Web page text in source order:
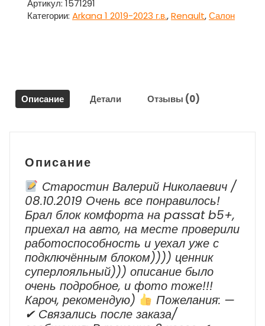
с
Аркана
/
2023
Артикул: 1571291
Категории: Arkana 1 2019-2023 г.в.,Renault,Салон
Описание Детали Отзывы (0)
Описание
Старостин Валерий Николаевич /
08.10.2019 Очень все понравилось!
Брал блок комфорта на passat b5+,
приехал на авто, на месте проверили
работоспособность и уехал уже с
подключённым блоком)))) ценник
суперлояльный))) описание было
очень подробное, и фото тоже!!!
Кароч, рекомендую)
Пожелания: —
✔ Cвязались после заказа/